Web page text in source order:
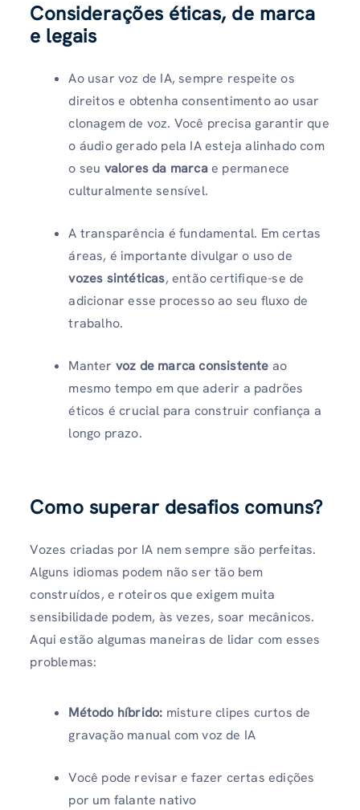
Considerações éticas, de marca
e legais
Ao usar voz de IA, sempre respeite os
direitos e obtenha consentimento ao usar
clonagem de voz. Você precisa garantir que
o áudio gerado pela IA esteja alinhado com
o seu valores da marcae permanece
culturalmente sensível.
A transparência é fundamental. Em certas
áreas, é importante divulgar o uso de
vozes sintéticas, então certifique-se de
adicionar esse processo ao seu fluxo de
trabalho.
Manter voz de marca consistente ao
mesmo tempo em que aderir a padrões
éticos é crucial para construir confiança a
longo prazo.
Como superar desafios comuns?
Vozes criadas por IA nem sempre são perfeitas.
Alguns idiomas podem não ser tão bem
construídos, e roteiros que exigem muita
sensibilidade podem, às vezes, soar mecânicos.
Aqui estão algumas maneiras de lidar com esses
problemas:
Método híbrido: misture clipes curtos de
gravação manual com voz de IA
Você pode revisar e fazer certas edições
por um falante nativo